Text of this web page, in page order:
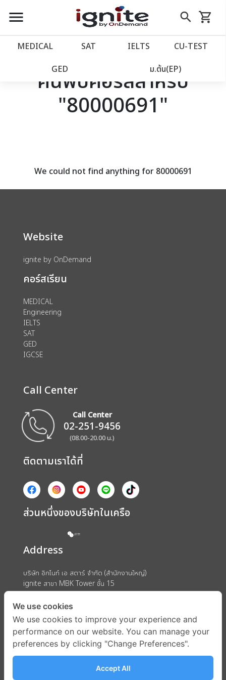
close
account_balance หน้าแรก
เว็บไซต์อิกไนท์
โปรโมชั่น
assignment ลงทะเบียน
menu search
Skip
to
shopping_cart
รถเข็น
MEDICAL SAT IELTS CU‑TEST
GED ม.ต้น(EP)
ค้นพบคอร์สสำหรับ
"80000691"
We could not find anything for 80000691
Website
ignite by OnDemand
คอร์สเรียน
MEDICAL
Engineering
IELTS
SAT
GED
IGCSE
Call Center
Call Center
02-251-9456
(08.00-20.00 น.)
ติดตามเราได้ที่
ส่วนหนึ่งของบริษัทในเครือ
Address
บริษัท อิกไนท์ เอ สตาร์ จำกัด (สำนักงานใหญ่)
ignite สาขา MBK Tower ชั้น 15
ถนนพญาไท แขวงวังใหม่ เขตปทุมวัน กรุงเทพมหานคร 10330
We use cookies
We use cookies to improve your experience and
performance on our website. You can manage your
preferences by clicking "Change Preferences".
Accept All